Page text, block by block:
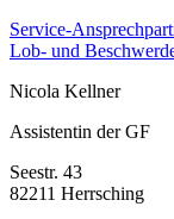
Service-
Lob- und
Nicola Kellner
Assistentin der GF
Seestr. 43
82211 Herrsching